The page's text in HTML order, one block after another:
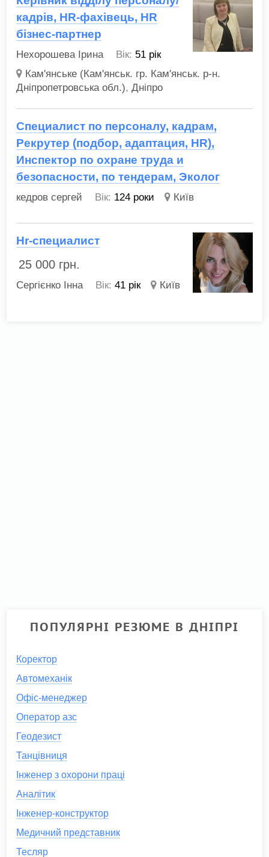
кадрів, HR-фахівець, HR
бізнес-партнер
Нехорошева Ірина Вік: 51 рік
Кам'янське (Кам'янськ. гр. Кам'янськ. р-н.
Дніпропетровська обл.),Дніпро
Специалист по персоналу, кадрам,
Рекрутер (подбор, адаптация, HR),
Инспектор по охране труда и
безопасности, по тендерам, Эколог
кедров сергей Вік: 124 роки Київ
Hr-специалист
25 000 грн.
Сергієнко Інна Вік: 41 рік Київ
ПОПУЛЯРНІ РЕЗЮМЕ В ДНІПРІ
Коректор
Автомеханік
Офіс-менеджер
Оператор азс
Геодезист
Танцівниця
Інженер з охорони праці
Аналітик
Інженер-конструктор
Медичний представник
Тесляр